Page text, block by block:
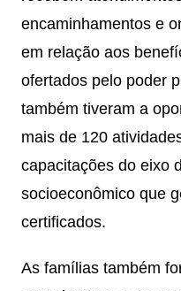
encaminhamentos e
em relação aos
ofertados pelo poder
também tiveram a
mais de 120
capacitações do eixo
socioeconômico que
certificados.
As famílias também